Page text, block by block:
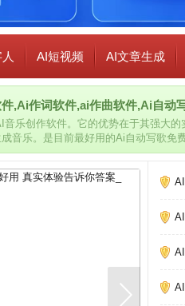
AI短视频 AI文章生成
,Ai作词软件,ai作曲软件,Ai自动
乐创作软件。它的优势在于其强大
音乐。是目前最好用的Ai自动写歌免费